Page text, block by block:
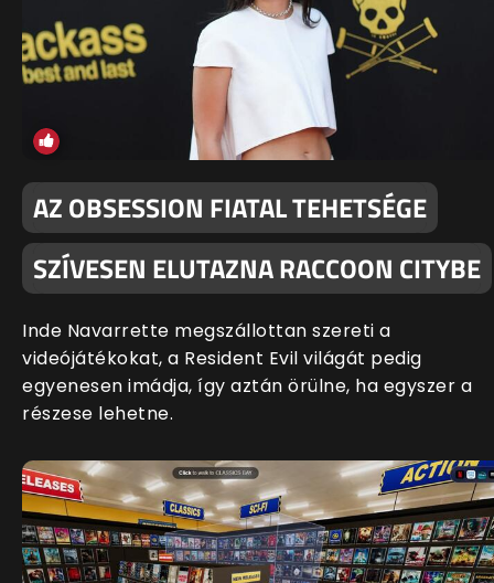
AZ OBSESSION FIATAL TEHETSÉGE
SZÍVESEN ELUTAZNA RACCOON CITYBE
Inde Navarrette megszállottan szereti a
videójátékokat, a Resident Evil világát pedig
egyenesen imádja, így aztán örülne, ha egyszer a
részese lehetne.